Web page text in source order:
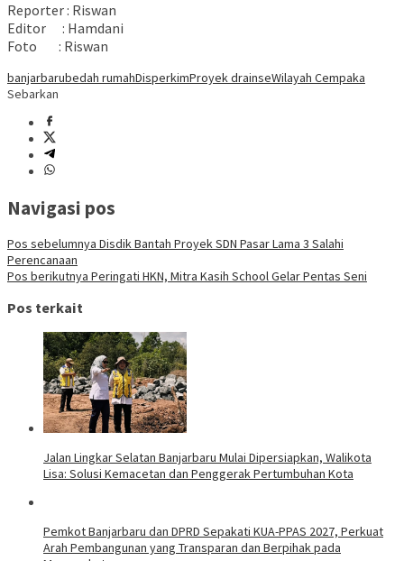
Reporter : Riswan
Editor : Hamdani
Foto : Riswan
banjarbarubedah rumahDisperkimProyek drainseWilayah Cempaka
Sebarkan
Navigasi pos
Pos sebelumnya Disdik Bantah Proyek SDN Pasar Lama 3 Salahi
Perencanaan
Pos berikutnya Peringati HKN, Mitra Kasih School Gelar Pentas Seni
Pos terkait
Jalan Lingkar Selatan Banjarbaru Mulai Dipersiapkan, Walikota
Lisa: Solusi Kemacetan dan Penggerak Pertumbuhan Kota
Pemkot Banjarbaru dan DPRD Sepakati KUA-PPAS 2027, Perkuat
Arah Pembangunan yang Transparan dan Berpihak pada